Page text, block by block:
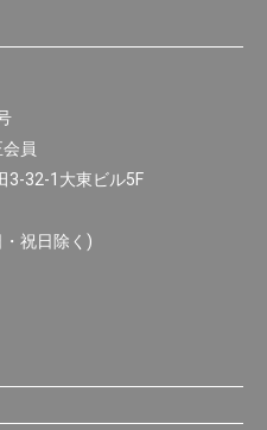
員
32-1大東ビル5F
祝日除く)